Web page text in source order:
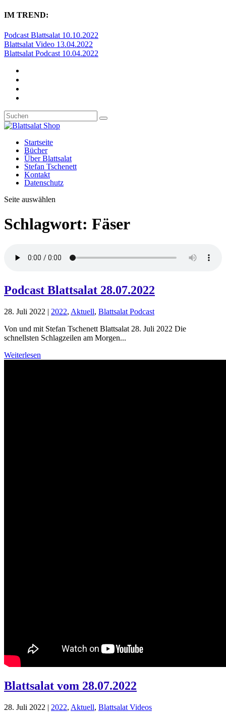
IM TREND:
Podcast Blattsalat 10.10.2022
Blattsalat Video 13.04.2022
Blattsalat Podcast 10.04.2022
Startseite
Bücher
Über Blattsalat
Stefan Tschenett
Kontakt
Datenschutz
Seite auswählen
Schlagwort: Fäser
Podcast Blattsalat 28.07.2022
28. Juli 2022 | 2022, Aktuell, Blattsalat Podcast
Von und mit Stefan Tschenett Blattsalat 28. Juli 2022 Die
schnellsten Schlagzeilen am Morgen...
Weiterlesen
Blattsalat vom 28.07.2022
28. Juli 2022 | 2022, Aktuell, Blattsalat Videos